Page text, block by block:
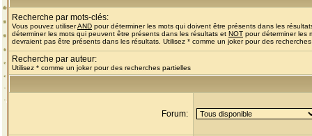
Recherche par mots-clés:
Vous pouvez utiliserAND pour déterminer les mots qui doivent être présents dans les
déterminer les mots qui peuvent être présents dans les résultats et NOT pour déterminer les
devraient pas être présents dans les résultats. Utilisez * comme un joker pour des
Recherche par auteur:
Utilisez * comme un joker pour des recherches partielles
Forum: